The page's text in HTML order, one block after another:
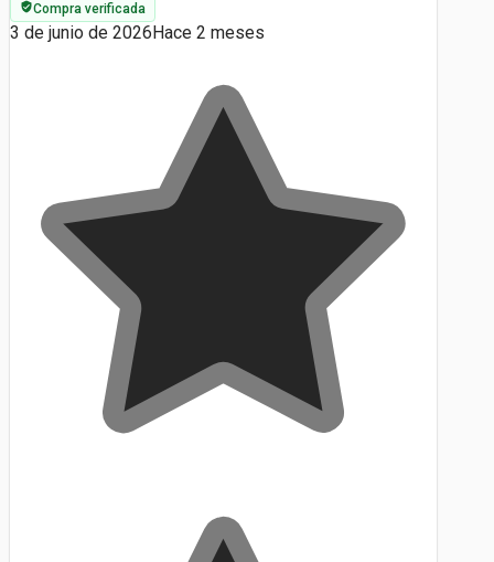
Compra verificada
3 de junio de 2026 Hace 2 meses